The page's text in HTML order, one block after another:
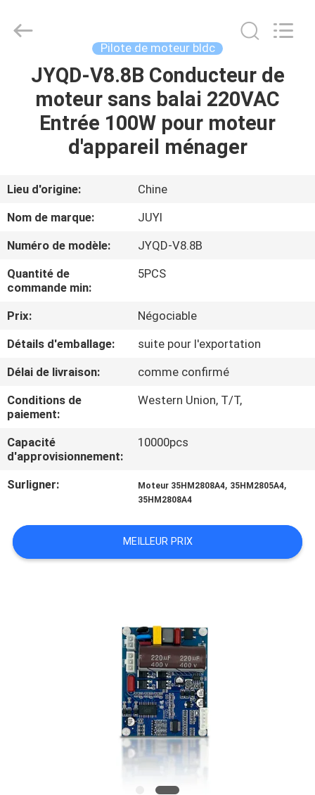
APERÇU
PRODUITS
A
DE
NOUS
VISITE
D'USINE
CONTRÔLE
DE
LA
QUALITÉ
NOUVELLES
Motor
Technology
Pilote de moteur bldc
JYQD-V8.8B Conducteur de
moteur sans balai 220VAC
Entrée 100W pour moteur
d'appareil ménager
Lieu d'origine:
Chine
Nom de marque:
JUYI
Numéro de modèle:
JYQD-V8.8B
Quantité de
commande min:
5PCS
Prix:
Négociable
Détails d'emballage:
suite pour l'exportation
Délai de livraison:
comme confirmé
Conditions de
paiement:
Western Union, T/T,
Capacité
d'approvisionnement:
10000pcs
Surligner: Moteur 35HM2808A4, 35HM2805A4,
35HM2808A4
MEILLEUR PRIX